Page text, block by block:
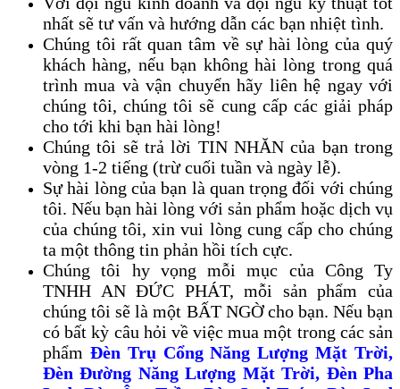
nhất sẽ tư vấn và hướng dẫn các bạn nhiệt tình.
Chúng tôi rất quan tâm về sự hài lòng của quý
khách hàng, nếu bạn không hài lòng trong quá
trình mua và vận chuyển hãy liên hệ ngay với
chúng tôi, chúng tôi sẽ cung cấp các giải pháp
cho tới khi bạn hài lòng!
Chúng tôi sẽ trả lời TIN NHĂN của bạn trong
vòng 1-2 tiếng (trừ cuối tuần và ngày lễ).
Sự hài lòng của bạn là quan trọng đối với chúng
tôi. Nếu bạn hài lòng với sản phẩm hoặc dịch vụ
của chúng tôi, xin vui lòng cung cấp cho chúng
ta một thông tin phản hồi tích cực.
Chúng tôi hy vọng mỗi mục của Công Ty
TNHH AN ĐỨC PHÁT, mỗi sản phẩm của
chúng tôi sẽ là một BẤT NGỜ cho bạn. Nếu bạn
có bất kỳ câu hỏi về việc mua một trong các sản
phẩm Đèn Trụ Cổng Năng Lượng Mặt Trời,
Đèn Đường Năng Lượng Mặt Trời, Đèn Pha